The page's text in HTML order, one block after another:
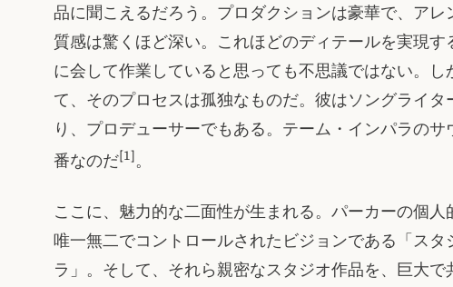
品に聞こえるだろう。プロダクションは豪華で、ア
質感は驚くほど深い。これほどのディテールを実現
に会して作業していると思っても不思議ではない。し
て、そのプロセスは孤独なものだ。彼はソングライタ
り、プロデューサーでもある。テーム・インパラの
番なのだ[1]。
ここに、魅力的な二面性が生まれる。パーカーの個人
唯一無二でコントロールされたビジョンである「ス
ラ」。そして、それら親密なスタジオ作品を、巨大